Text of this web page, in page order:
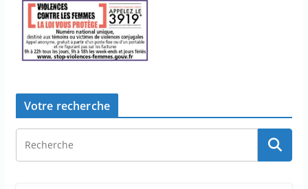
Votre recherche